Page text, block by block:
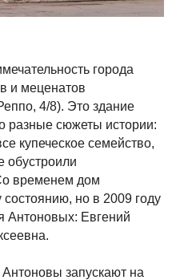
города
и меценатов
4/8). Это здание
разные сюжеты истории:
купеческое семейство,
обустроили
временем дом
но в 2009 году
Антоновых: Евгений
запускают на